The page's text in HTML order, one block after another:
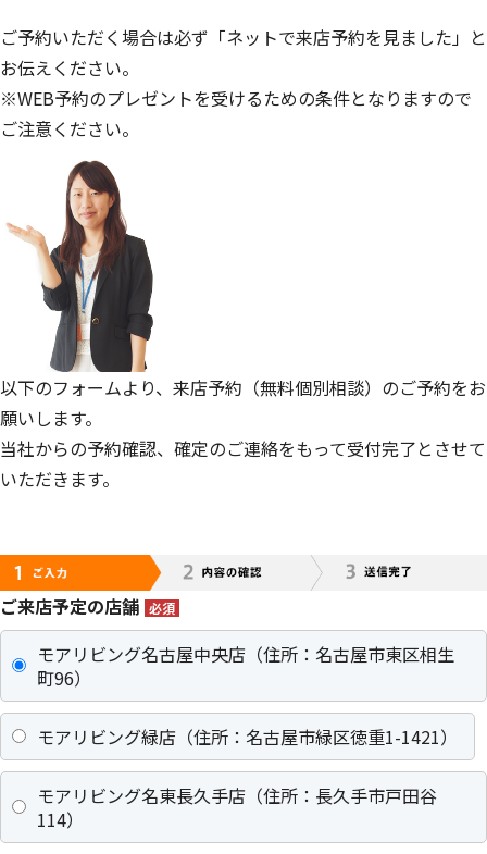
ご予約いただく場合は必ず 「ネットで来店予約を見ました」 と
お伝えください。
※WEB予約のプレゼントを受けるための条件となりますので
ご注意ください。
以下のフォームより、来店予約（無料個別相談）のご予約をお
願いします。
当社からの予約確認、確定のご連絡をもって受付完了とさせて
いただきます。
ご来店予定の店舗 必須
モアリビング名古屋中央店（住所：名古屋市東区相生
町96）
モアリビング緑店（住所：名古屋市緑区徳重1-1421）
モアリビング名東長久手店（住所：長久手市戸田谷
114）